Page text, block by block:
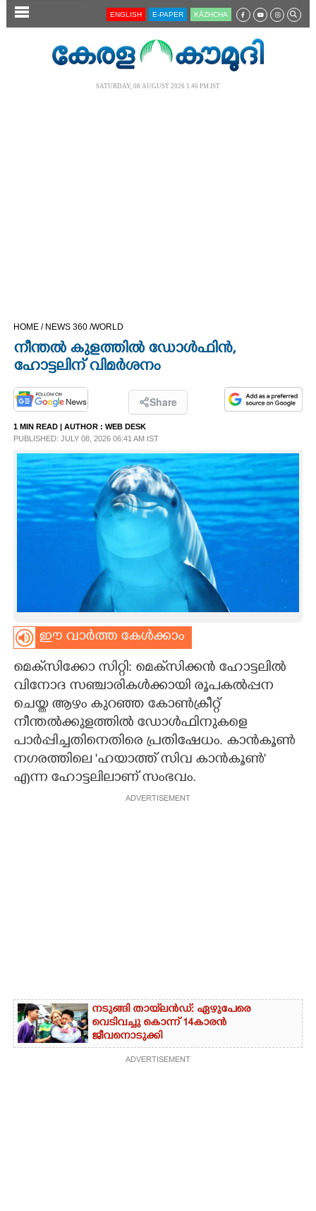
SECTIONS
CINEMA
OPINION
PHOTOS
LIFESTYLE
SPIRITUAL
ASTRO
ZOOM
CONTACT US
ENGLISH E-PAPER KĀZHCHA
SATURDAY, 08 AUGUST 2026 1.46 PM IST
HOME / NEWS 360 /WORLD
നീന്തൽ കുളത്തിൽ ഡോൾഫിൻ,
ഹോട്ടലിന് വിമർശനം
Share
1 MIN READ | AUTHOR : WEB DESK
PUBLISHED: JULY 08, 2026 06:41 AM IST
ഈ വാർത്ത കേൾക്കാം
മെക്‌സിക്കോ സി​റ്റി: മെക്‌സിക്കൻ ഹോട്ടലിൽ
വിനോദ സഞ്ചാരികൾക്കായി രൂപകൽപ്പന
ചെയ്ത ആഴം കുറഞ്ഞ കോൺക്രീ​റ്റ്
നീന്തൽക്കുളത്തിൽ ഡോൾഫിനുകളെ
പാർപ്പിച്ചതിനെതിരെ പ്രതിഷേധം. കാൻകൂൺ
നഗരത്തിലെ 'ഹയാത്ത് സിവ കാൻകൂൺ'
എന്ന ഹോട്ടലിലാണ് സംഭവം.
ADVERTISEMENT
നടുങ്ങി തായ്‌ലൻഡ്: ഏഴുപേരെ
വെടിവച്ചു കൊന്ന് 14കാരൻ
ജീവനൊടുക്കി
ADVERTISEMENT